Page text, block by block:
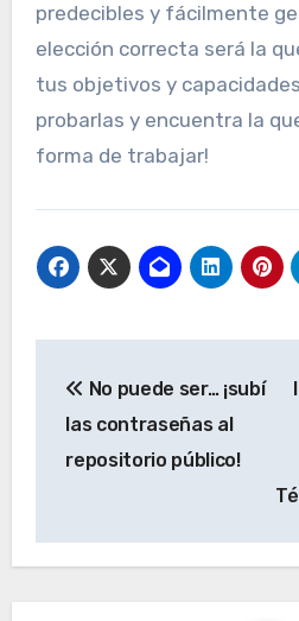
predecibles y fácilmente
elección correcta será la
tus objetivos y
probarlas y encuentra la
forma de trabajar!
de
entradas
No puede ser… ¡subí
las contraseñas al
repositorio público!